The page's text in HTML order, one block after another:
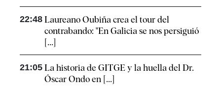
22:48 Laureano Oubiña crea el tour del
contrabando: "En Galicia se nos persiguió
[...]
21:05 La historia de GITGE y la huella del Dr.
Óscar Ondo en [...]